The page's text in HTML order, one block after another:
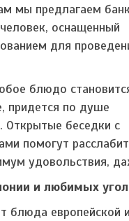
мы предлагаем
оснащенный
для
блюдо
придется по душе
Открытые беседки с
помогут
удовольствия,
и любимых
блюда европейской